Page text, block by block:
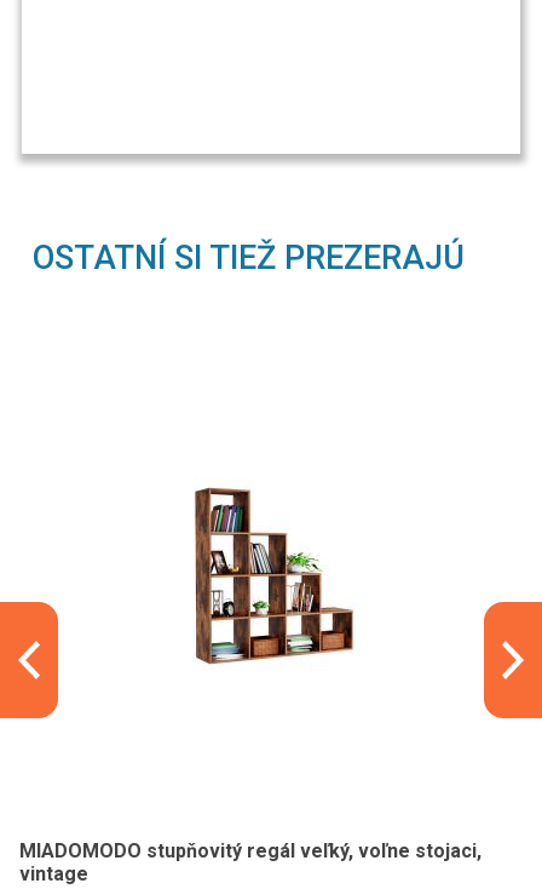
OSTATNÍ SI TIEŽ PREZERAJÚ
MIADOMODO stupňovitý regál veľký, voľne stojaci,
vintage